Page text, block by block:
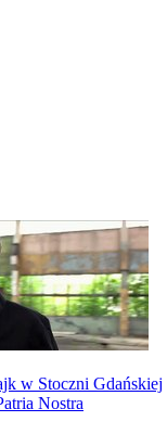
w Stoczni Gdańskiej
Nostra